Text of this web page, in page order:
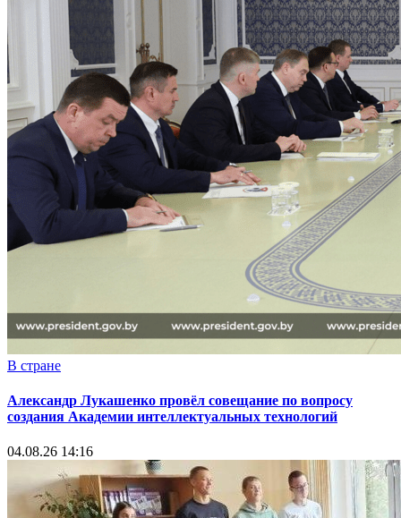
В стране
Александр Лукашенко провёл совещание по вопросу
создания Академии интеллектуальных технологий
04.08.26 14:16